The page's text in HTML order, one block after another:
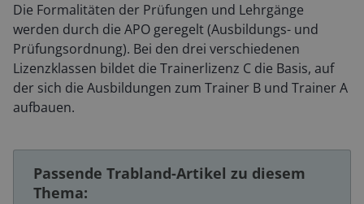
Die Formalitäten der Prüfungen und Lehrgänge
werden durch die APO geregelt (Ausbildungs- und
Prüfungsordnung). Bei den drei verschiedenen
Lizenzklassen bildet die Trainerlizenz C die Basis, auf
der sich die Ausbildungen zum Trainer B und Trainer A
aufbauen.
Passende Trabland-Artikel zu diesem
Thema: